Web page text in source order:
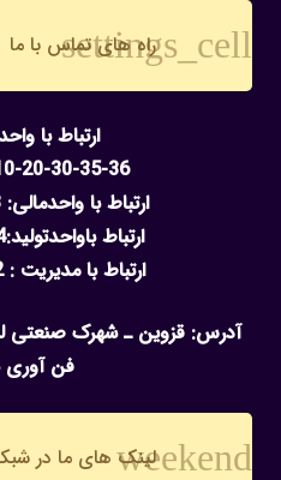
settings_cell
راه های تماس با ما
ارتباط با
20-30-35-36
ارتباط با واحدمالی: 33455193 028
ارتباط باواحدتولید:33455194 028
ارتباط با مدیریت : 33455192 028
آدرس: قزوین ـ شهرک صنعتی لیا
فن
weekendلینک های ما در